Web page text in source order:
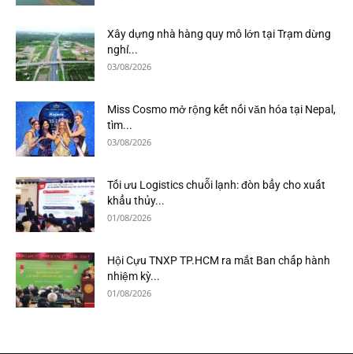
Xây dựng nhà hàng quy mô lớn tại Trạm dừng
nghỉ...
03/08/2026
Miss Cosmo mở rộng kết nối văn hóa tại Nepal,
tìm...
03/08/2026
Tối ưu Logistics chuỗi lạnh: đòn bẩy cho xuất
khẩu thủy...
01/08/2026
Hội Cựu TNXP TP.HCM ra mắt Ban chấp hành
nhiệm kỳ...
01/08/2026